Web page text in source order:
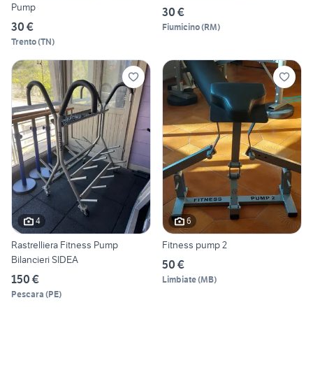
Pump
30 €
Trento(TN)
30 €
Fiumicino(RM)
4
Rastrelliera Fitness Pump
Bilancieri SIDEA
150 €
Pescara (PE)
6
Fitness pump 2
50 €
Limbiate(MB)